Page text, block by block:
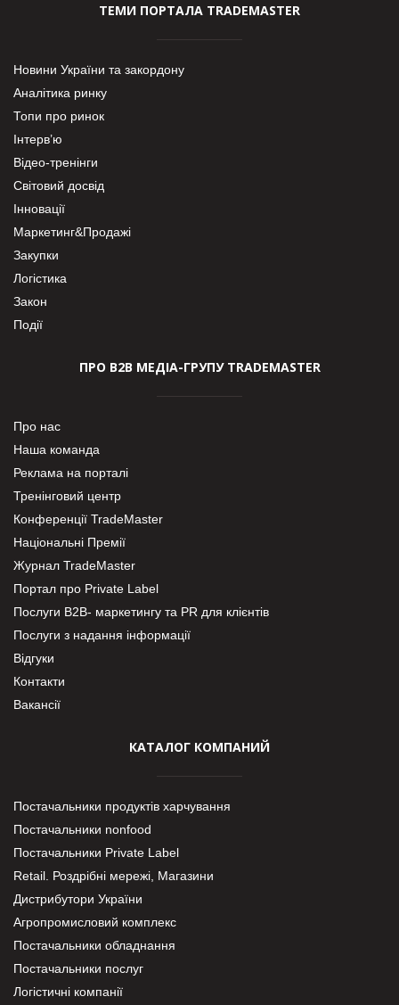
ТЕМИ ПОРТАЛА TRADEMASTER
Новини України та закордону
Аналітика ринку
Топи про ринок
Інтерв’ю
Відео-тренінги
Світовий досвід
Інновації
Маркетинг&Продажі
Закупки
Логістика
Закон
Події
ПРО В2В МЕДІА-ГРУПУ TRADEMASTER
Про нас
Наша команда
Реклама на порталі
Тренінговий центр
Конференції TradeMaster
Національні Премії
Журнал TradeMaster
Портал про Private Label
Послуги В2В- маркетингу та PR для клієнтів
Послуги з надання інформації
Відгуки
Контакти
Вакансії
КАТАЛОГ КОМПАНИЙ
Постачальники продуктів харчування
Постачальники nonfood
Постачальники Private Label
Retail. Роздрібні мережі, Магазини
Дистрибутори України
Агропромисловий комплекс
Постачальники обладнання
Постачальники послуг
Логістичні компанії